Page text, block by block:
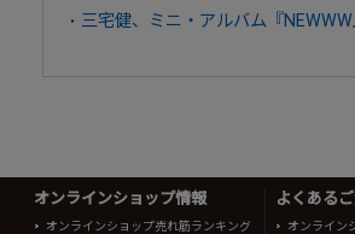
三宅健、ミニ・アルバム『
オンラインショップ情報
オンラインショップ売れ筋ランキング
よくある
オンライン